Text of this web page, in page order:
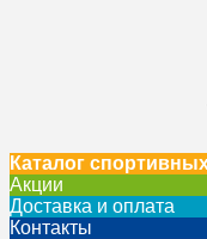
Каталог
Акции
Доставка и оплата
Контакты